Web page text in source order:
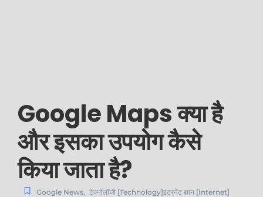
Google Maps क्या है
और इसका उपयोग कैसे
किया जाता है?
Google News, टेक्नोलॉजी [Technology]इंटरनेट ज्ञान [Internet]